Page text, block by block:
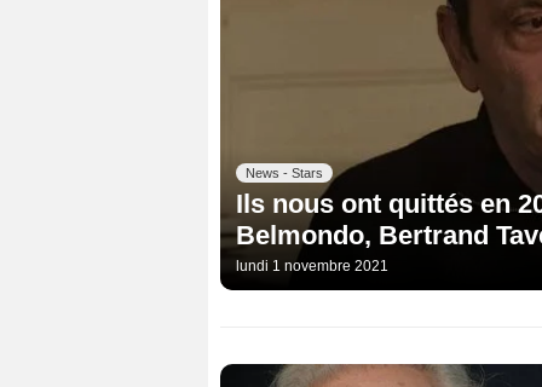
News - Stars
Ils nous ont quittés en
Belmondo, Bertrand
lundi 1 novembre 2021